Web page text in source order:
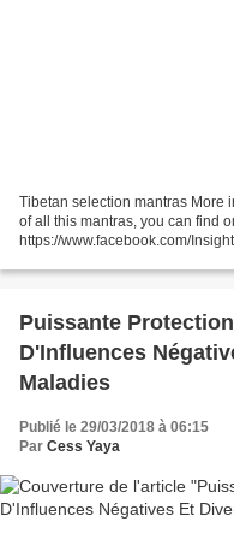
Tibetan selection mantras More
of all this mantras, you can find
https://www.facebook.com/
Puissante
D'Influences
Maladies
Publié le 29/03/2018 à 06:15
Par Cess Yaya